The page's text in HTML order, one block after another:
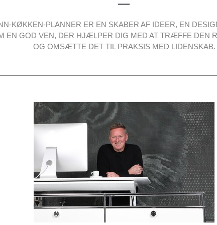
KØKKEN-PLANNER ER EN SKABER AF IDEER, EN
EN GOD VEN, DER HJÆLPER DIG MED AT TRÆFFE DEN
OG OMSÆTTE DET TIL PRAKSIS MED LIDENSKAB.